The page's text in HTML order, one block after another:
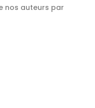
nos auteurs par